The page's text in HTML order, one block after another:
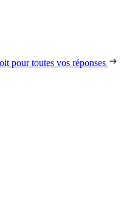
pour toutes vos réponses